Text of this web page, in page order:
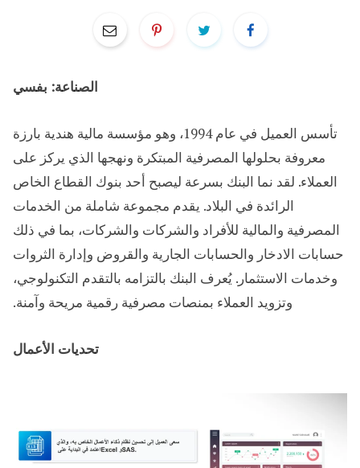
الصناعة: بفسي
تأسس العميل في عام 1994، وهو مؤسسة مالية هندية بارزة
معروفة بحلولها المصرفية المبتكرة ونهجها الذي يركز على
العملاء. لقد نما البنك بسرعة ليصبح أحد بنوك القطاع الخاص
الرائدة في البلاد. يقدم مجموعة شاملة من الخدمات
المصرفية والمالية للأفراد والشركات والشركات، بما في ذلك
حسابات الادخار والحسابات الجارية والقروض وإدارة الثروات
وخدمات الاستثمار. يُعرف البنك بالتزامه بالتقدم التكنولوجي،
وتزويد العملاء بمنصات مصرفية رقمية مريحة وآمنة.
تحديات الأعمال